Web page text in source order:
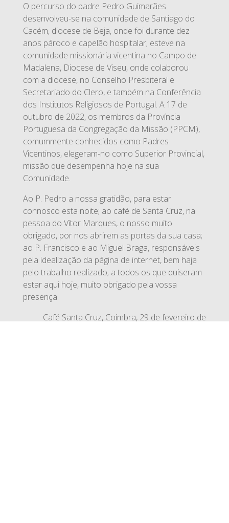
O percurso do padre Pedro Guimarães
desenvolveu-se na comunidade de Santiago do
Cacém, diocese de Beja, onde foi durante dez
anos pároco e capelão hospitalar; esteve na
comunidade missionária vicentina no Campo de
Madalena, Diocese de Viseu, onde colaborou
com a diocese, no Conselho Presbiteral e
Secretariado do Clero, e também na Conferência
dos Institutos Religiosos de Portugal. A 17 de
outubro de 2022, os membros da Província
Portuguesa da Congregação da Missão (PPCM),
comummente conhecidos como Padres
Vicentinos, elegeram-no como Superior Provincial,
missão que desempenha hoje na sua
Comunidade.
Ao P. Pedro a nossa gratidão, para estar
connosco esta noite; ao café de Santa Cruz, na
pessoa do Vítor Marques, o nosso muito
obrigado, por nos abrirem as portas da sua casa;
ao P. Francisco e ao Miguel Braga, responsáveis
pela idealização da página de internet, bem haja
pelo trabalho realizado; a todos os que quiseram
estar aqui hoje, muito obrigado pela vossa
presença.
Café Santa Cruz, Coimbra, 29 de fevereiro de